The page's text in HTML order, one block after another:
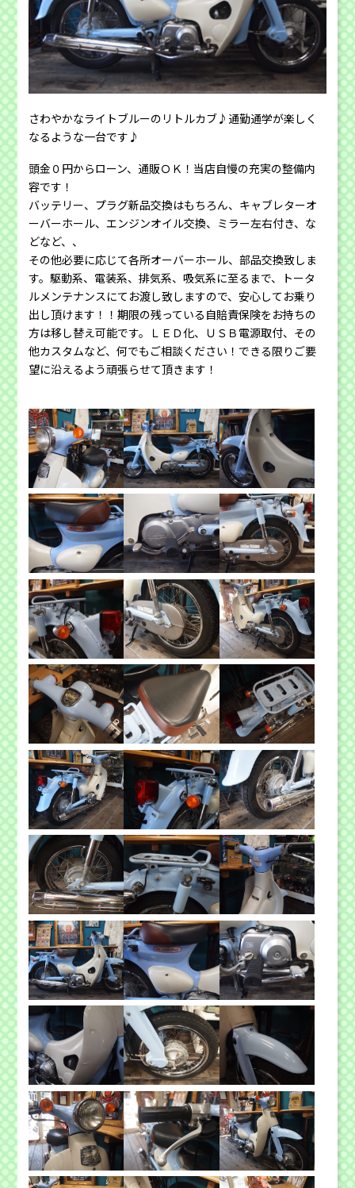
さわやかなライトブルーのリトルカブ♪通勤通学が楽しく
なるような一台です♪
頭金０円からローン、通販ＯＫ！当店自慢の充実の整備内
容です！
バッテリー、プラグ新品交換はもちろん、キャブレターオ
ーバーホール、エンジンオイル交換、ミラー左右付き、な
どなど、、
その他必要に応じて各所オーバーホール、部品交換致しま
す。駆動系、電装系、排気系、吸気系に至るまで、トータ
ルメンテナンスにてお渡し致しますので、安心してお乗り
出し頂けます！！期限の残っている自賠責保険をお持ちの
方は移し替え可能です。ＬＥＤ化、ＵＳＢ電源取付、その
他カスタムなど、何でもご相談ください！できる限りご要
望に沿えるよう頑張らせて頂きます！